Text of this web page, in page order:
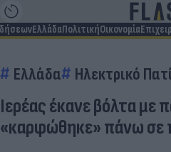
ΕλλάδαΠολιτικήΟικονομία
Ελλάδα Ηλεκτρικό
Ιερέας έκανε βόλτα με
«καρφώθηκε» πάνω σε